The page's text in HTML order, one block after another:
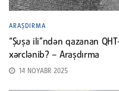
ARAŞDIRMA
“Şuşa ili”ndən qazanan
xərclənib? – Araşdırma
14 NOYABR 2025